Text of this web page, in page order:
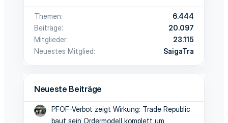
Themen
6.444
Beiträge
20.097
Mitglieder
23.115
Neuestes Mitglied
SaigaTra
Neueste Beiträge
PFOF-Verbot zeigt Wirkung: Trade Republic
baut sein Ordermodell komplett um